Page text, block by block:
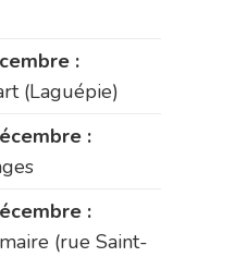
:
(Laguépie)
:
:
(rue Saint-